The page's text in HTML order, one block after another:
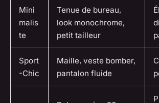
Mini
malis
te
Tenue de bureau,
look monochrome,
petit tailleur
Sport
-Chic
Maille, veste bomber,
pantalon fluide